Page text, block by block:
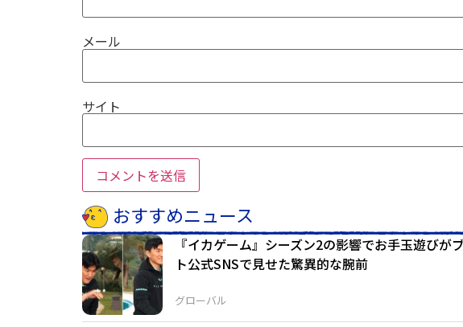
メール
サイト
おすすめニュース
グローバル
『イカゲーム』シーズン2の影響でお手玉遊び
ト公式SNSで見せた驚異的な腕前